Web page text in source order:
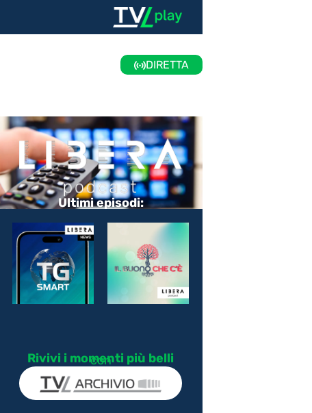
DIRETTA
Ultimi episodi:
Rivivi i momenti più belli
con